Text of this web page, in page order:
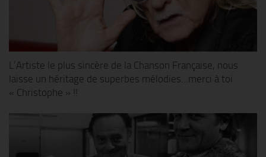
L’Artiste le plus sincère de la Chanson Française, nous
laisse un héritage de superbes mélodies…merci à toi
« Christophe » !!